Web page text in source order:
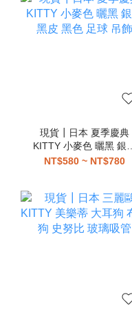
現貨┃日本 夏季慶典
KITTY 小麥色 曬黑 銀色
黑皮 黑色 足球 吊飾
NT$580 ~ NT$780